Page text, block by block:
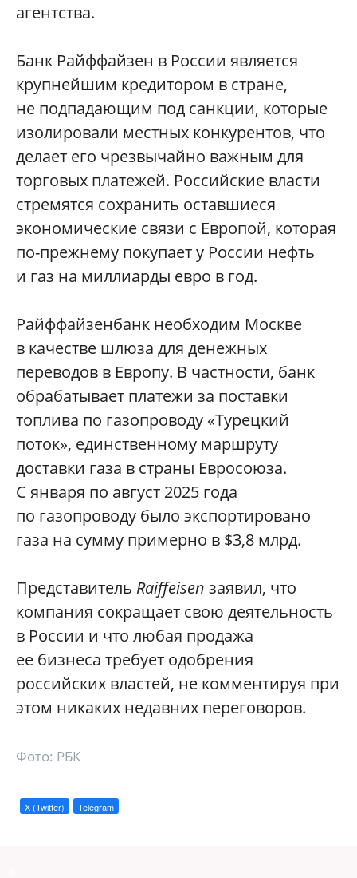
агентства.
Банк Райффайзен в России является
крупнейшим кредитором в стране,
не подпадающим под санкции, которые
изолировали местных конкурентов, что
делает его чрезвычайно важным для
торговых платежей. Российские власти
стремятся сохранить оставшиеся
экономические связи с Европой, которая
по-прежнему покупает у России нефть
и газ на миллиарды евро в год.
Райффайзенбанк необходим Москве
в качестве шлюза для денежных
переводов в Европу. В частности, банк
обрабатывает платежи за поставки
топлива по газопроводу «Турецкий
поток», единственному маршруту
доставки газа в страны Евросоюза.
С января по август 2025 года
по газопроводу было экспортировано
газа на сумму примерно в $3,8 млрд.
Представитель Raiffeisen заявил, что
компания сокращает свою деятельность
в России и что любая продажа
ее бизнеса требует одобрения
российских властей, не комментируя при
этом никаких недавних переговоров.
Фото: РБК
X (Twitter) Telegram